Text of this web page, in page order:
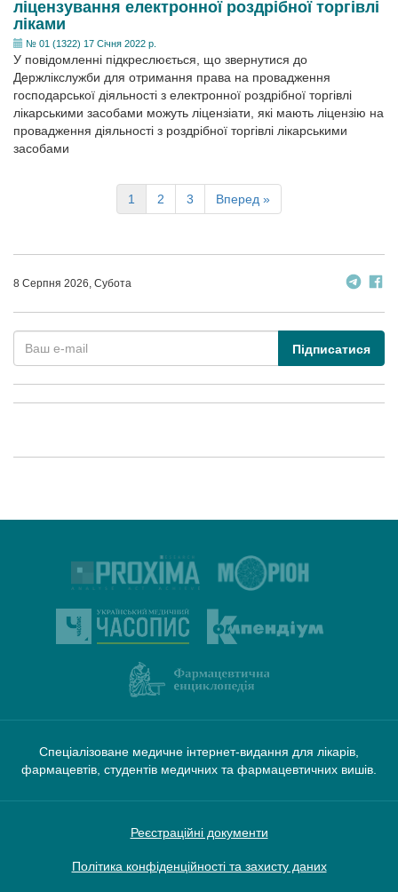
ліцензування електронної роздрібної торгівлі
ліками
№ 01 (1322) 17 Січня 2022 р.
У повідомленні підкреслюється, що звернутися до
Держлікслужби для отримання права на провадження
господарської діяльності з електронної роздрібної торгівлі
лікарськими засобами можуть ліцензіати, які мають ліцензію на
провадження діяльності з роздрібної торгівлі лікарськими
засобами
1 2 3 Вперед »
8 Серпня 2026, Субота
Підписатися
Спеціалізоване медичне інтернет-видання для лікарів,
фармацевтів, студентів медичних та фармацевтичних вишів.
Реєстраційні документи
Політика конфіденційності та захисту даних